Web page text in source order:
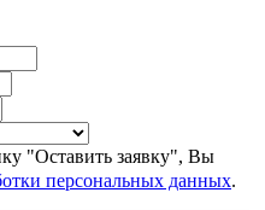
"Оставить заявку", Вы
персональных данных.